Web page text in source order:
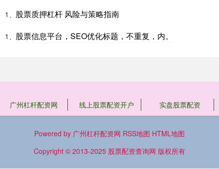
1、 股票质押杠杆 风险与策略指南
1、 股票信息平台，SEO优化标题，不重复，内。
广州杠杆配资网 线上股票配资开户 实盘股票配资
Powered by 广州杠杆配资网 RSS地图 HTML地图
Copyright © 2013-2025 股票配资查询网 版权所有